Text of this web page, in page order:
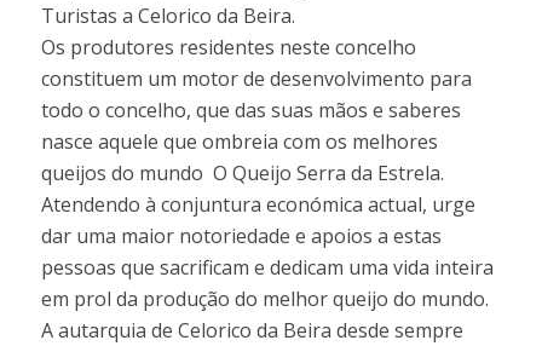
Turistas a Celorico da Beira.
Os produtores residentes neste concelho
constituem um motor de desenvolvimento para
todo o concelho, que das suas mãos e saberes
nasce aquele que ombreia com os melhores
queijos do mundo  O Queijo Serra da Estrela.
Atendendo à conjuntura económica actual, urge
dar uma maior notoriedade e apoios a estas
pessoas que sacrificam e dedicam uma vida inteira
em prol da produção do melhor queijo do mundo.
A autarquia de Celorico da Beira desde sempre